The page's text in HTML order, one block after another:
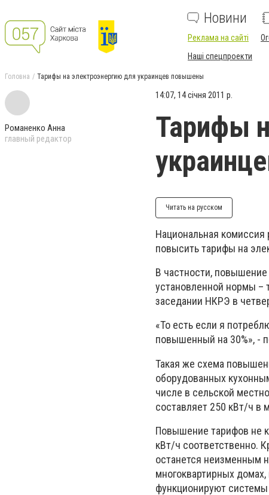
Новини
Реклама на сайті
Наші спецпроекти
Головна Тарифы на электроэнергию для украинцев повышены
Романенко Анна
главный редактор
14:07, 14 січня 2011 р.
Тарифы
Читать на русском
Национальная
повысить тарифы на
В частности,
установленной нормы –
заседании НКРЭ в
«То есть если я
повышенный на 30%», -
Такая же схема
оборудованных
числе в сельской
составляет 250 кВт/ч в
Повышение тарифов не
кВт/ч соответственно.
останется неизменным
многоквартирных
функционируют